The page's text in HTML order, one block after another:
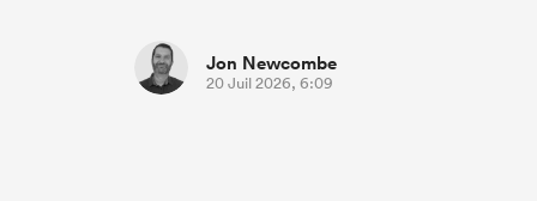
Jon Newcombe
20 Juil 2026, 6:09